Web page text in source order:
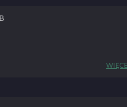
warunkach, na nowym